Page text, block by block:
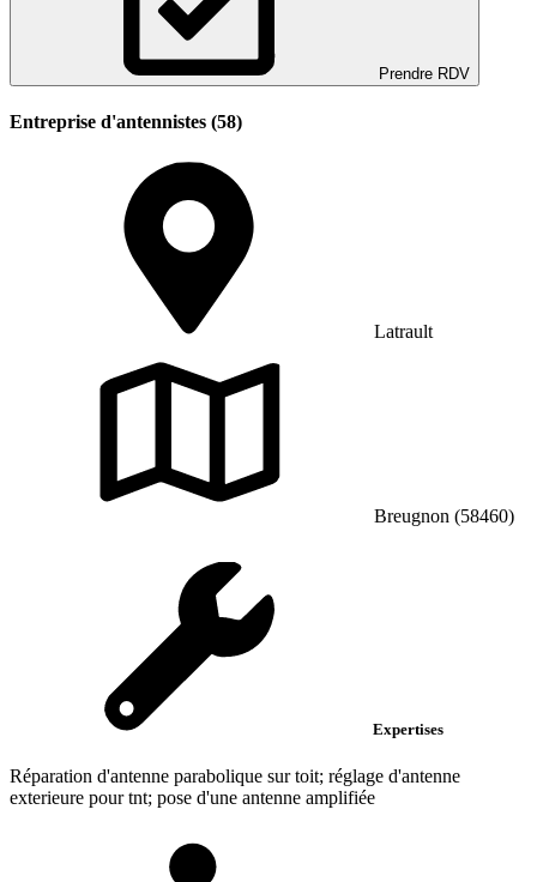
Prendre RDV
Entreprise d'antennistes (58)
Latrault
Breugnon (58460)
Expertises
Réparation d'antenne parabolique sur toit; réglage d'antenne
exterieure pour tnt; pose d'une antenne amplifiée